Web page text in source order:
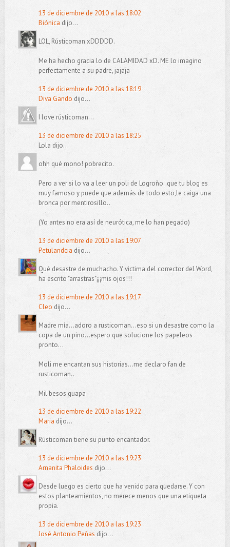
13 de diciembre de 2010 a las 18:02
Biónica dijo...
LOL, Rústicoman xDDDDD.
Me ha hecho gracia lo de CALAMIDAD xD. ME lo imagino
perfectamente a su padre, jajaja
13 de diciembre de 2010 a las 18:19
Diva Gando dijo...
I love rústicoman...
13 de diciembre de 2010 a las 18:25
Lola dijo...
ohh qué mono! pobrecito.
Pero a ver si lo va a leer un poli de Logroño..que tu blog es
muy famoso y puede que además de todo esto,le caiga una
bronca por mentirosillo..
(Yo antes no era así de neurótica, me lo han pegado)
13 de diciembre de 2010 a las 19:07
Petulandcia dijo...
Qué desastre de muchacho. Y victima del corrector del Word,
ha escrito "arrastras"¡¡¡mis ojos!!!
13 de diciembre de 2010 a las 19:17
Cleo dijo...
Madre mía...adoro a rusticoman...eso si un desastre como la
copa de un pino...espero que solucione los papeleos
pronto...
Moli me encantan sus historias...me declaro fan de
rusticoman..
Mil besos guapa
13 de diciembre de 2010 a las 19:22
Maria dijo...
Rústicoman tiene su punto encantador.
13 de diciembre de 2010 a las 19:23
Amanita Phaloides dijo...
Desde luego es cierto que ha venido para quedarse. Y con
estos planteamientos, no merece menos que una etiqueta
propia.
13 de diciembre de 2010 a las 19:23
José Antonio Peñas dijo...